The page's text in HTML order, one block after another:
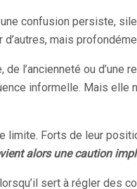
confusion persiste,
mais
de l’ancienneté ou
informelle. Mais elle
limite. Forts de leur
alors une caution
sert à régler des